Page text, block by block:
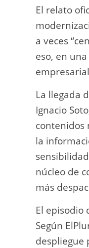
El relato
a veces
eso, en
La llegada
Ignacio
contenidos
la
núcleo de
más
El episodio
Según
despliegue